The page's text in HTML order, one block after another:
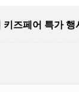
즈페어 특가 행